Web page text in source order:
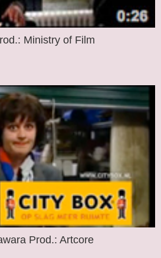
Ministry of Film
Prod.: Artcore